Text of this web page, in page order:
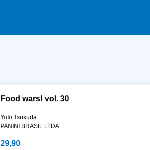
Food wars! vol. 30
Yuto Tsukuda
PANINI BRASIL LTDA
29,90